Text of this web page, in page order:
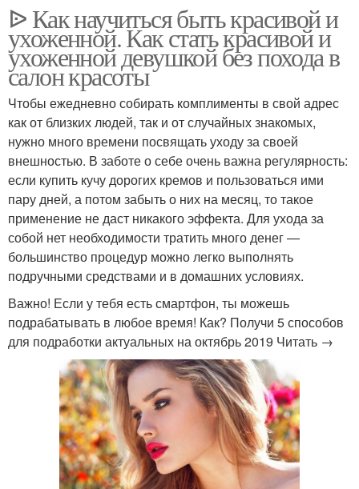
ᐉ Как научиться быть красивой и
ухоженной. Как стать красивой и
ухоженной девушкой без похода в
салон красоты
Чтобы ежедневно собирать комплименты в свой адрес
как от близких людей, так и от случайных знакомых,
нужно много времени посвящать уходу за своей
внешностью. В заботе о себе очень важна регулярность:
если купить кучу дорогих кремов и пользоваться ими
пару дней, а потом забыть о них на месяц, то такое
применение не даст никакого эффекта. Для ухода за
собой нет необходимости тратить много денег —
большинство процедур можно легко выполнять
подручными средствами и в домашних условиях.
Важно! Если у тебя есть смартфон, ты можешь
подрабатывать в любое время! Как? Получи 5 способов
для подработки актуальных на октябрь 2019 Читать →